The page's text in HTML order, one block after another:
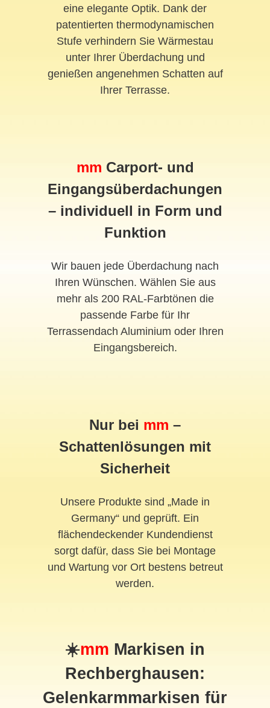
eine elegante Optik. Dank der
patentierten thermodynamischen
Stufe verhindern Sie Wärmestau
unter Ihrer Überdachung und
genießen angenehmen Schatten auf
Ihrer Terrasse.
mm Carport- und
Eingangsüberdachungen
– individuell in Form und
Funktion
Wir bauen jede Überdachung nach
Ihren Wünschen. Wählen Sie aus
mehr als 200 RAL-Farbtönen die
passende Farbe für Ihr
Terrassendach Aluminium oder Ihren
Eingangsbereich.
Nur bei mm –
Schattenlösungen mit
Sicherheit
Unsere Produkte sind „Made in
Germany“ und geprüft. Ein
flächendeckender Kundendienst
sorgt dafür, dass Sie bei Montage
und Wartung vor Ort bestens betreut
werden.
☀️mm Markisen in
Rechberghausen:
Gelenkarmmarkisen für